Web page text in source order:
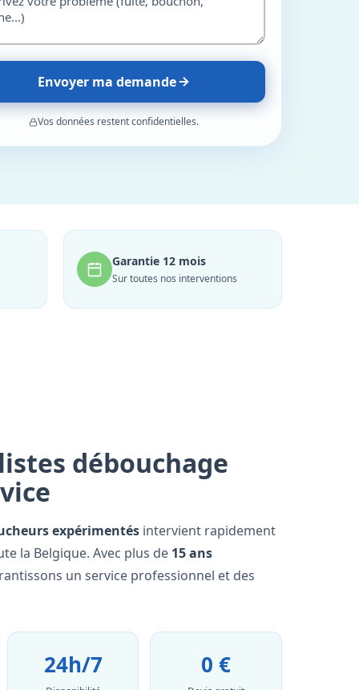
Envoyer ma demande
Vos données restent confidentielles.
Garantie 12 mois
Sur toutes nos interventions
débouchage
expérimentés intervient rapidement
la Belgique. Avec plus de 15 ans
un service professionnel et des
24h/7 0 €